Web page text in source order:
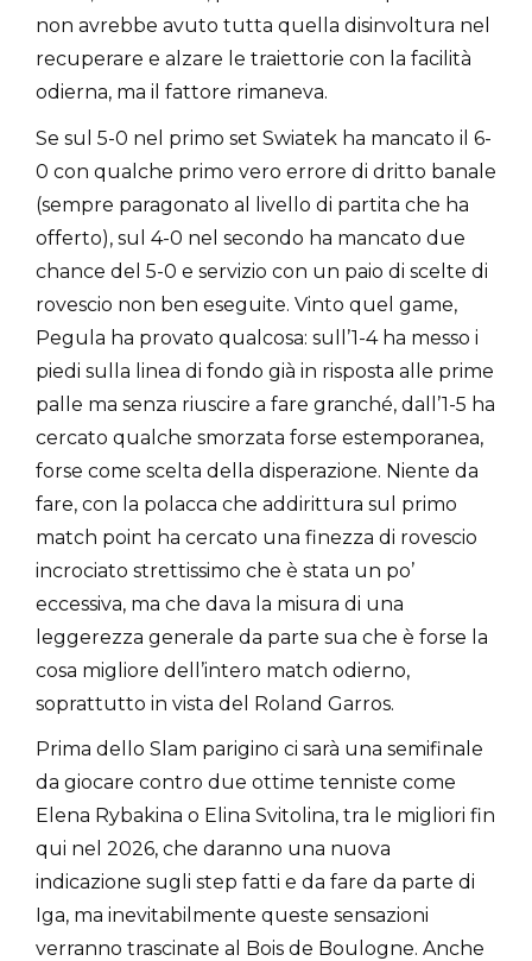
non avrebbe avuto tutta quella disinvoltura nel
recuperare e alzare le traiettorie con la facilità
odierna, ma il fattore rimaneva.
Se sul 5-0 nel primo set Swiatek ha mancato il 6-
0 con qualche primo vero errore di dritto banale
(sempre paragonato al livello di partita che ha
offerto), sul 4-0 nel secondo ha mancato due
chance del 5-0 e servizio con un paio di scelte di
rovescio non ben eseguite. Vinto quel game,
Pegula ha provato qualcosa: sull’1-4 ha messo i
piedi sulla linea di fondo già in risposta alle prime
palle ma senza riuscire a fare granché, dall’1-5 ha
cercato qualche smorzata forse estemporanea,
forse come scelta della disperazione. Niente da
fare, con la polacca che addirittura sul primo
match point ha cercato una finezza di rovescio
incrociato strettissimo che è stata un po’
eccessiva, ma che dava la misura di una
leggerezza generale da parte sua che è forse la
cosa migliore dell’intero match odierno,
soprattutto in vista del Roland Garros.
Prima dello Slam parigino ci sarà una semifinale
da giocare contro due ottime tenniste come
Elena Rybakina o Elina Svitolina, tra le migliori fin
qui nel 2026, che daranno una nuova
indicazione sugli step fatti e da fare da parte di
Iga, ma inevitabilmente queste sensazioni
verranno trascinate al Bois de Boulogne. Anche